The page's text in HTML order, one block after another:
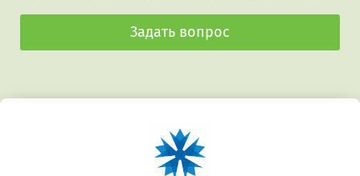
Задать вопрос